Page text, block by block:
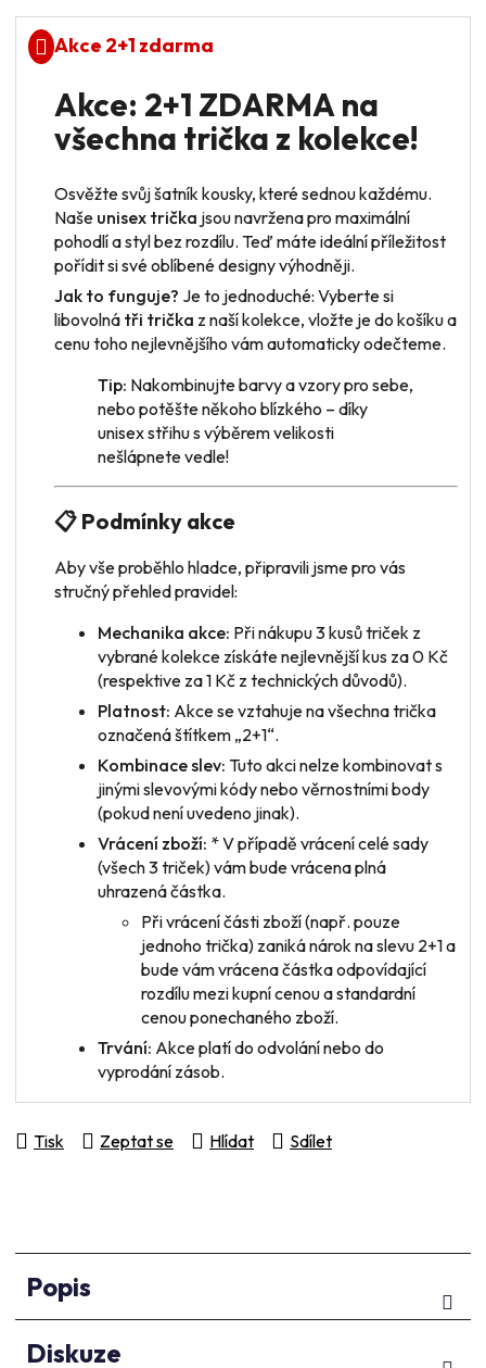
Akce 2+1 zdarma
Akce: 2+1 ZDARMA na
všechna trička z kolekce!
Osvěžte svůj šatník kousky, které sednou každému.
Naše unisex trička jsou navržena pro maximální
pohodlí a styl bez rozdílu. Teď máte ideální příležitost
pořídit si své oblíbené designy výhodněji.
Jak to funguje? Je to jednoduché: Vyberte si
libovolná tři trička z naší kolekce, vložte je do košíku a
cenu toho nejlevnějšího vám automaticky odečteme.
Tip: Nakombinujte barvy a vzory pro sebe,
nebo potěšte někoho blízkého – díky
unisex střihu s výběrem velikosti
nešlápnete vedle!
📋 Podmínky akce
Aby vše proběhlo hladce, připravili jsme pro vás
stručný přehled pravidel:
Mechanika akce: Při nákupu 3 kusů triček z
vybrané kolekce získáte nejlevnější kus za 0 Kč
(respektive za 1 Kč z technických důvodů).
Platnost: Akce se vztahuje na všechna trička
označená štítkem „2+1“.
Kombinace slev: Tuto akci nelze kombinovat s
jinými slevovými kódy nebo věrnostními body
(pokud není uvedeno jinak).
Vrácení zboží: * V případě vrácenícelé sady
(všech 3 triček) vám bude vrácena plná
uhrazená částka.
Při vráceníčásti zboží(např. pouze
jednoho trička) zaniká nárok na slevu 2+1 a
bude vám vrácena částka odpovídající
rozdílu mezi kupní cenou a standardní
cenou ponechaného zboží.
Trvání: Akce platí do odvolání nebo do
vyprodání zásob.
Tisk Zeptat se Hlídat Sdílet
Popis
Diskuze